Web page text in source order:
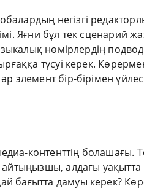
негізгі
Яғни бұл тек
нөмірлердің
түсуі керек.
элемент бір-бірімен
контенттің болашағы.
айтыңызшы, алдағы
бағытта дамуы керек?